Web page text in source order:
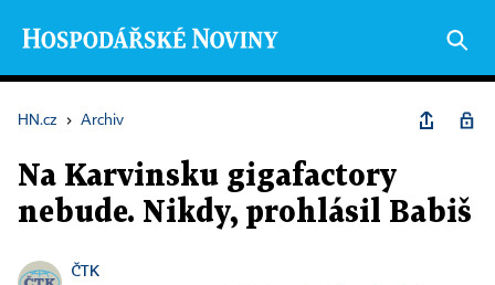
HN.cz › Archiv
Na Karvinsku gigafactory
nebude. Nikdy, prohlásil Babiš
ČTK